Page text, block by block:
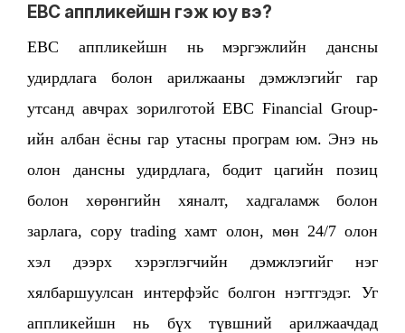
EBC аппликейшн гэж юу вэ?
EBC аппликейшн нь мэргэжлийн дансны
удирдлага болон арилжааны дэмжлэгийг гар
утсанд авчрах зорилготой EBC Financial Group-
ийн албан ёсны гар утасны програм юм. Энэ нь
олон дансны удирдлага, бодит цагийн позиц
болон хөрөнгийн хяналт, хадгаламж болон
зарлага, copy trading хамт олон, мөн 24/7 олон
хэл дээрх хэрэглэгчийн дэмжлэгийг нэг
хялбаршуулсан интерфэйс болгон нэгтгэдэг. Уг
аппликейшн нь бүх түвшний арилжаачдад